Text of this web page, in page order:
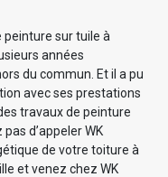
peinture sur tuile à
années
du commun. Et il a pu
avec ses prestations
travaux de peinture
d’appeler WK
de votre toiture à
et venez chez WK